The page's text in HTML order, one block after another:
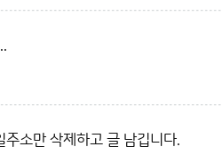
소만 삭제하고 글 남깁니다.